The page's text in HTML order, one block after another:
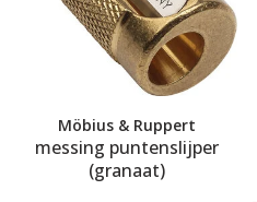
Möbius & Ruppert
messing puntenslijper
(granaat)